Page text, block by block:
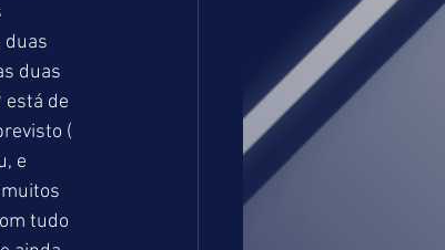
duas
duas
está de
(
e
tudo